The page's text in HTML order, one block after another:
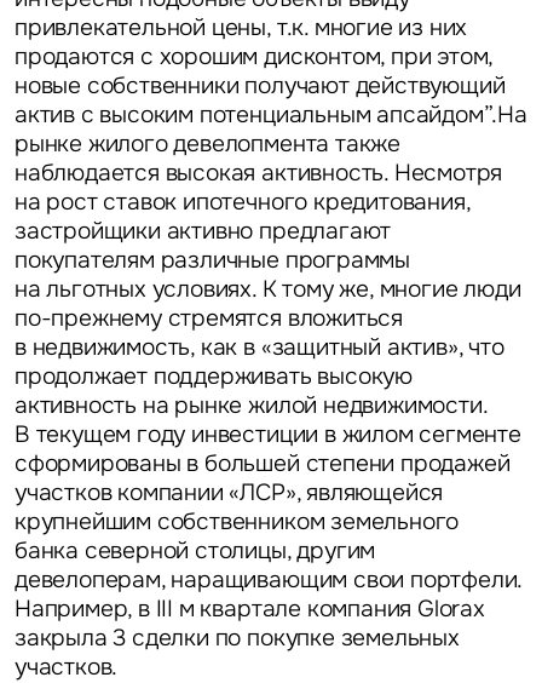
привлекательной цены, т.к. многие из них
продаются с хорошим дисконтом, при этом,
новые собственники получают действующий
актив с высоким потенциальным апсайдом”.На
рынке жилого девелопмента также
наблюдается высокая активность. Несмотря
на рост ставок ипотечного кредитования,
застройщики активно предлагают
покупателям различные программы
на льготных условиях. К тому же, многие люди
по-прежнему стремятся вложиться
в недвижимость, как в «защитный актив», что
продолжает поддерживать высокую
активность на рынке жилой недвижимости.
В текущем году инвестиции в жилом сегменте
сформированы в большей степени продажей
участков компании «ЛСР», являющейся
крупнейшим собственником земельного
банка северной столицы, другим
девелоперам, наращивающим свои портфели.
Например, в III м квартале компания Glorax
закрыла 3 сделки по покупке земельных
участков.